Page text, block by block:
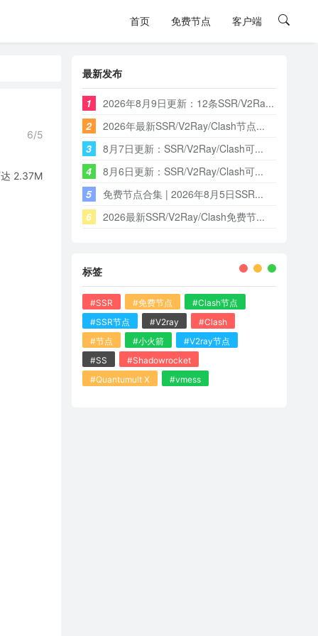
首页 免费节点 客户端
6/5
2.37M
最新发布
1
2026年8月9日更新：12条SSR/V2Ra...
2
2026年最新SSR/V2Ray/Clash节点...
3
8月7日更新：SSR/V2Ray/Clash可...
4
8月6日更新：SSR/V2Ray/Clash可...
5
免费节点合集 | 2026年8月5日SSR...
6
2026最新SSR/V2Ray/Clash免费节...
标签
#SSR #免费节点
#Clash节点
#SSR节点
#V2ray
#Clash
#节点
#小火箭
#V2ray节点
#SS
#Shadowrocket
#Quantumult X
#vmess